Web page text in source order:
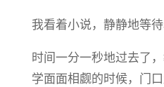
我看着小说，静静地等
时间一分一秒地过去了
学面面相觑的时候，门